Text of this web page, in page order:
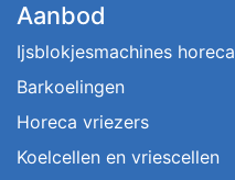
Aanbod
Ijsblokjesmachines horeca
Barkoelingen
Horeca vriezers
Koelcellen en vriescellen